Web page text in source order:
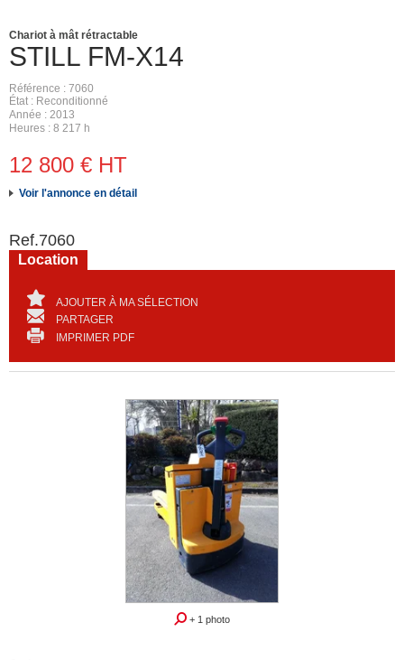
STILL FM-X14
Chariot à mât rétractable
Référence
7060
État
Reconditionné
Année
2013
Heures
8 217 h
12 800 € HT
Voir l'annonce en détail
Ref.7060
Location
AJOUTER À MA SÉLECTION
PARTAGER
IMPRIMER PDF
+ 1 photo